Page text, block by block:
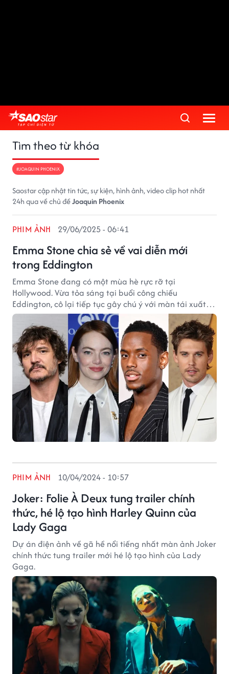
Tìm theo từ khóa
#JOAQUIN PHOENIX
Saostar cập nhật tin tức, sự kiện, hình ảnh, video clip hot nhất
24h qua về chủ đềJoaquin Phoenix
Emma Stone chia sẻ về vai diễn mới
trong Eddington
PHIM ẢNH 29/06/2025 - 06:41
Emma Stone đang có một mùa hè rực rỡ tại
Hollywood. Vừa tỏa sáng tại buổi công chiếu
Eddington, cô lại tiếp tục gây chú ý với màn tái xuất
trong trailer mới.
Joker: Folie À Deux tung trailer chính
thức, hé lộ tạo hình Harley Quinn của
Lady Gaga
PHIM ẢNH 10/04/2024 - 10:57
Dự án điện ảnh về gã hề nổi tiếng nhất màn ảnh Joker
chính thức tung trailer mới hé lộ tạo hình của Lady
Gaga.